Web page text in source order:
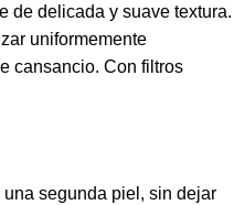
de delicada y suave textura.
uniformemente
cansancio. Con filtros
segunda piel, sin dejar